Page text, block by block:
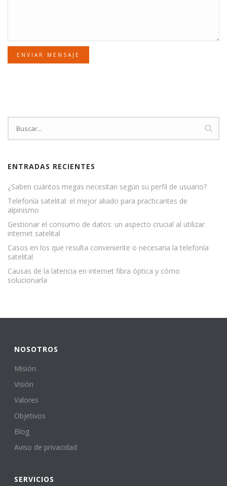
ENVIAR MENSAJE
ENTRADAS RECIENTES
¿Saben cuántos megas necesitan según su perfil de usuario?
Telefonía satelital: el mejor aliado para practicantes de
alpinismo
Gestionar el consumo de datos: un aspecto crucial al utilizar
internet satelital
Casos en los que resulta conveniente o necesaria la telefonía
satelital
Causas de la latencia en internet fibra óptica y cómo
solucionarla
NOSOTROS
Misión
Visión
Valores
Objetivos
Blog
Aviso de privacidad
SERVICIOS